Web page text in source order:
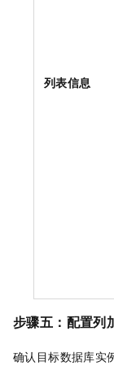
列表信息
步骤五：配置列
确认目标数据库实